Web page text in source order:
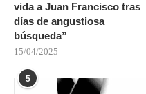
vida a Juan Francisco tras
días de angustiosa
búsqueda”
15/04/2025
5